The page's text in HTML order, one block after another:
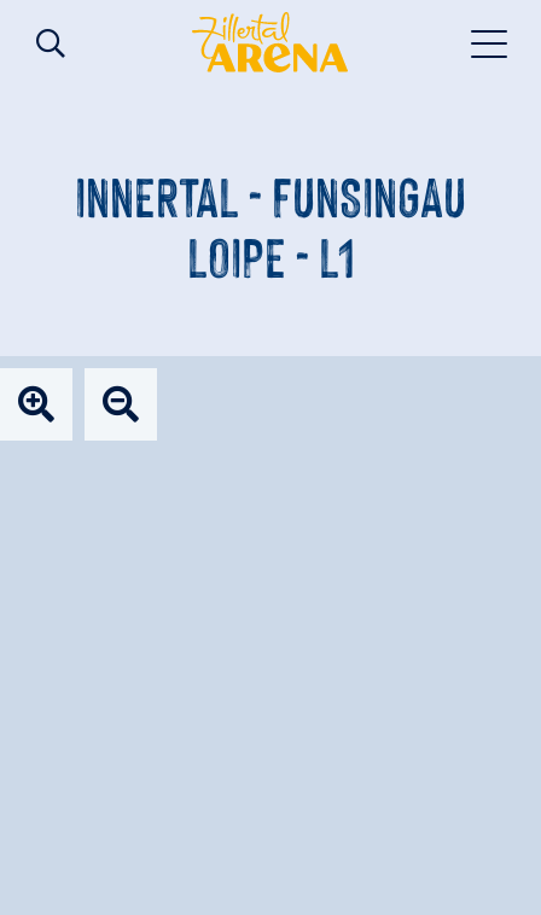
INNERTAL - FUNSINGAU
LOIPE - L1